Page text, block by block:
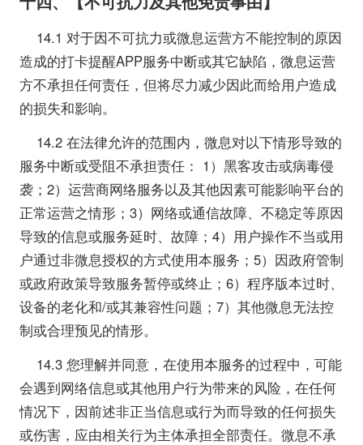
14.1 对于因不可抗力或微息运营方不能控制的原因
造成的打卡提醒APP服务中断或其它缺陷，微息运营
方不承担任何责任，但将尽力减少因此而给用户造成
的损失和影响。
14.2 在法律允许的范围内，微息对以下情形导致的
服务中断或受阻不承担责任： 1）黑客攻击或病毒侵
袭；2）运营商网络服务以及其他因素可能影响平台的
正常运营之情形；3）网络或通信故障、不稳定等原因
导致的信息或服务延时、故障；4）用户操作不当或用
户通过非微息授权的方式使用本服务；5）因政府管制
或政府政策导致服务暂停或终止；6）程序版本过时、
设备的老化和/或其兼容性问题；7）其他微息无法控
制或合理预见的情形。
14.3 您理解并同意，在使用本服务的过程中，可能
会遇到网络信息或其他用户行为带来的风险，在任何
情况下，因前述非正当信息或行为而导致的任何损失
或伤害，应由相关行为主体承担全部责任。微息不承